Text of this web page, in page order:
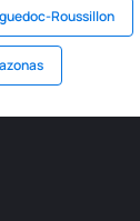
Roussillon